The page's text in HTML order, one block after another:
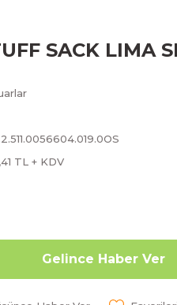
SACK LIMA
TL + KDV
Gelince Haber Ver